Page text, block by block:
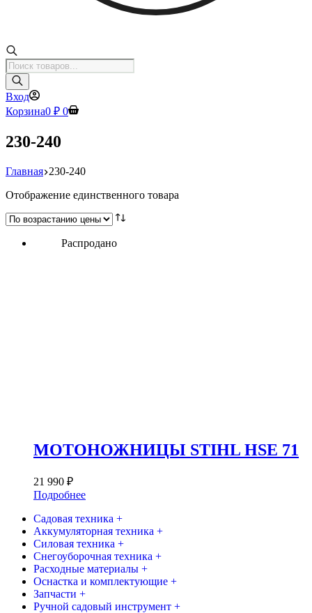
Поиск
товаров
Вход
Корзина0 ₽ 0
230-240
Главная 230-240
Отображение единственного товара
Распродано
МОТОНОЖНИЦЫ STIHL HSE 71
21 990 ₽
Подробнее
Садовая техника +
Аккумуляторная техника +
Силовая техника +
Снегоуборочная техника +
Расходные материалы +
Оснастка и комплектующие +
Запчасти +
Ручной садовый инструмент +